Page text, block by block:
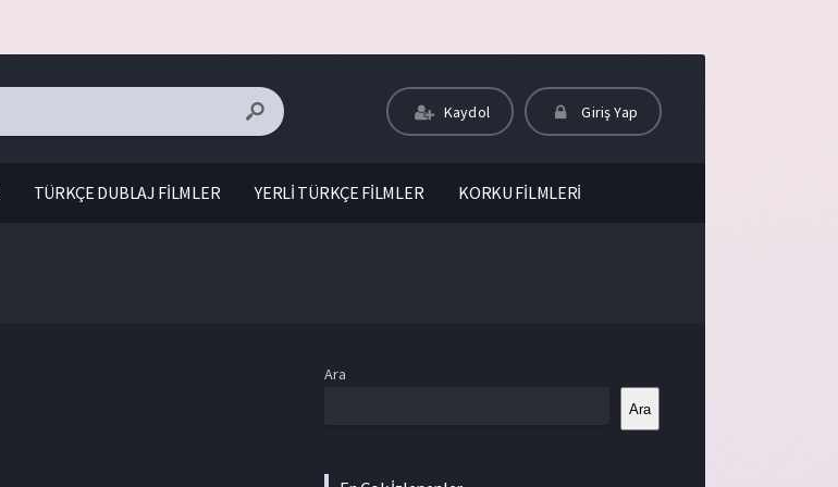
Kaydol Giriş Yap
TÜRKÇE DUBLAJ FİLMLER YERLİ TÜRKÇE FİLMLER KORKU FİLMLERİ
Ara
Ara